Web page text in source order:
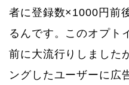
者に登録数×1000円前
るんです。このオプト
前に大流行りしました
ングしたユーザーに広